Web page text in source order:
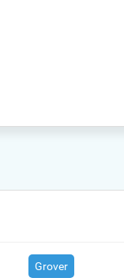
Grover